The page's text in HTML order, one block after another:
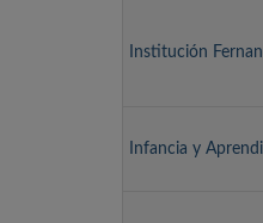
Institución
Infancia y